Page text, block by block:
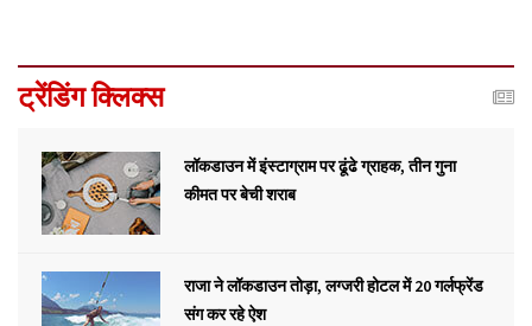
ट्रेंडिंग क्लिक्स
लॉकडाउन में इंस्टाग्राम पर ढूंढे ग्राहक, तीन गुना
कीमत पर बेची शराब
राजा ने लॉकडाउन तोड़ा, लग्जरी होटल में 20 गर्लफ्रेंड
संग कर रहे ऐश